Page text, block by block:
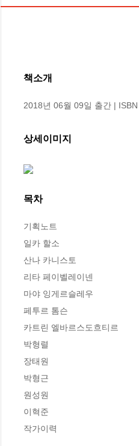
책소개
2018년 06월 09일 출간 |
상세이미지
목차
기획노트
일카 할소
산나 카니스토
리타 페이벨레이넨
마야 잉게르슬레우
페투르 톰슨
카트린 엘바르스도흐티르
박형렬
장태원
박형근
원성원
이혁준
작가이력